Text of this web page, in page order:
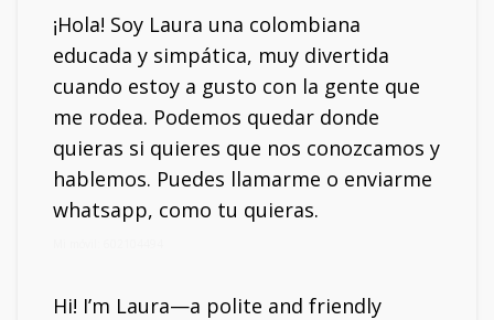
¡Hola! Soy Laura una colombiana
educada y simpática, muy divertida
cuando estoy a gusto con la gente que
me rodea. Podemos quedar donde
quieras si quieres que nos conozcamos y
hablemos. Puedes llamarme o enviarme
whatsapp, como tu quieras.
Hi! I’m Laura—a polite and friendly